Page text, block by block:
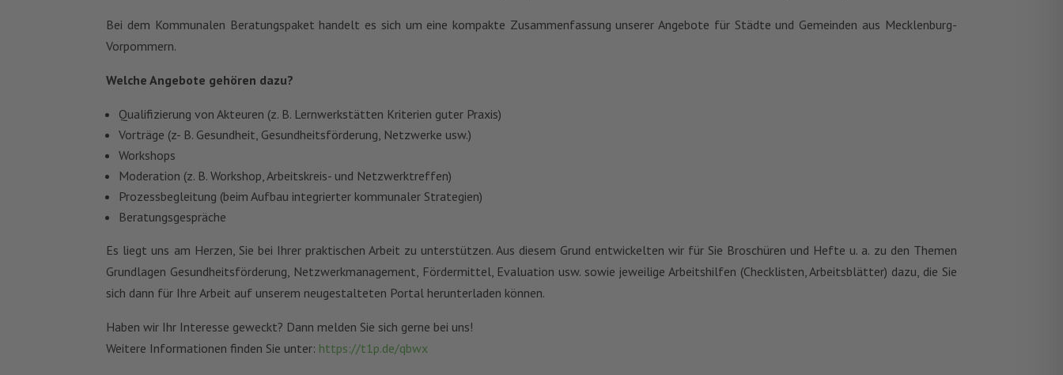
Bei dem Kommunalen Beratungspaket handelt es sich um eine kompakte Zusammenfassung unserer Angebote für Städte und Gemeinden aus Mecklenburg-
Vorpommern.
Welche Angebote gehören dazu?
Qualifizierung von Akteuren (z. B. Lernwerkstätten Kriterien guter Praxis)
Vorträge (z- B. Gesundheit, Gesundheitsförderung, Netzwerke usw.)
Workshops
Moderation (z. B. Workshop, Arbeitskreis- und Netzwerktreffen)
Prozessbegleitung (beim Aufbau integrierter kommunaler Strategien)
Beratungsgespräche
Es liegt uns am Herzen, Sie bei Ihrer praktischen Arbeit zu unterstützen. Aus diesem Grund entwickelten wir für Sie Broschüren und Hefte u. a. zu den Themen
Grundlagen Gesundheitsförderung, Netzwerkmanagement, Fördermittel, Evaluation usw. sowie jeweilige Arbeitshilfen (Checklisten, Arbeitsblätter) dazu, die Sie
sich dann für Ihre Arbeit auf unserem neugestalteten Portal herunterladen können.
Haben wir Ihr Interesse geweckt? Dann melden Sie sich gerne bei uns!
Weitere Informationen finden Sie unter: https://t1p.de/qbwx